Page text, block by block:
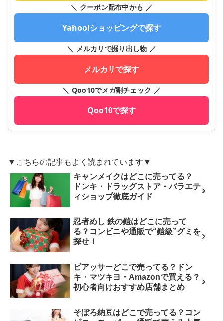
＼ クーポン配布中かも ／
Yahoo!ショッピングで探す
＼ メルカリで掘り出し物 ／
メルカリで探す
＼ Qoo10でメガ割チェック ／
Qoo10で探す
▼こちらの記事もよく読まれています▼
キャンメイクはどこに売ってる？
ドンキ・ドラッグストア・バラエテ
ィショップ徹底ガイド
忍者めし 鉄の鎧はどこに売って
る？コンビニや通販で“鎧級”グミを
探せ！
ピアッサーどこで売ってる？ドン
キ・マツキヨ・Amazonで買える？
初心者向けおすすめ店舗まとめ
そぼろ納豆はどこで売ってる？コン